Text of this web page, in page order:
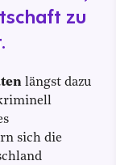
zu
längst dazu
sich die